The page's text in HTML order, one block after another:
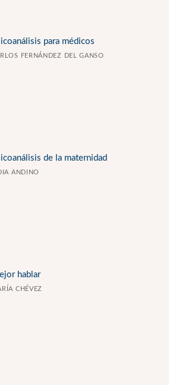
para médicos
FERNÁNDEZ DEL GANSO
de la maternidad
ANDINO
hablar
CHÉVEZ